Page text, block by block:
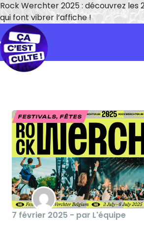
Rock Werchter 2025 : découvrez les
qui font vibrer l’affiche !
FESTIVALS, FÊTES
7 février 2025 - par L'équipe